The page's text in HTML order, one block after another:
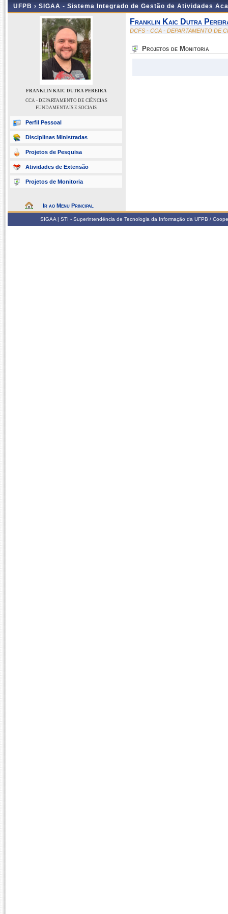
UFPB › SIGAA - Sistema Integrado de Gestão de Atividades
FRANKLIN KAIC DUTRA PEREIRA
CCA - DEPARTAMENTO DE CIÊNCIAS
FUNDAMENTAIS E SOCIAIS
Perfil Pessoal
Disciplinas Ministradas
Projetos de Pesquisa
Atividades de Extensão
Projetos de Monitoria
Ir ao Menu Principal
Franklin Kaic Dutra
DCFS - CCA - DEPARTAMENTO DE
Projetos de Monitoria
SIGAA | STI - Superintendência de Tecnologia da Informação da UFPB /